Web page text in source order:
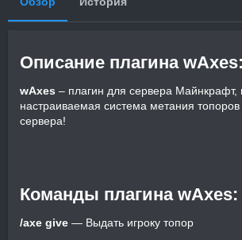
з
н
я
Описание плагина wAxes:​
wAxes – плагин для сервера Майнкрафт,
настраиваемая система метания
сервера!
Команды плагина wAxes:​
/axe give — Выдать игроку топор